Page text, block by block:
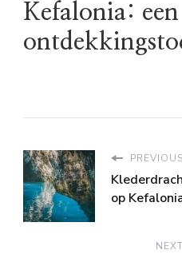
Kefalonia:
op